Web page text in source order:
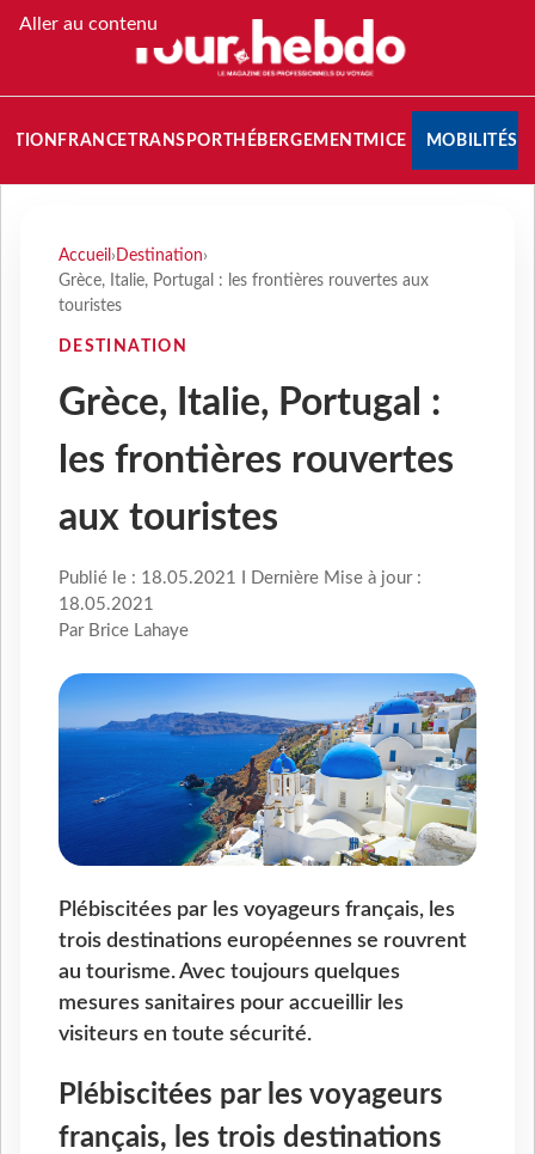
Aller au contenu
FRANCETRANSPORT HÉBERGEMENTMICE MOBILITÉS
Accueil › Destination›
Grèce, Italie, Portugal : les frontières rouvertes aux
touristes
DESTINATION
Grèce, Italie, Portugal :
les frontières rouvertes
aux touristes
Publié le : 18.05.2021 I Dernière Mise à jour :
18.05.2021
Par Brice Lahaye
Plébiscitées par les voyageurs français, les
trois destinations européennes se rouvrent
au tourisme. Avec toujours quelques
mesures sanitaires pour accueillir les
visiteurs en toute sécurité.
Plébiscitées par les voyageurs
français, les trois destinations